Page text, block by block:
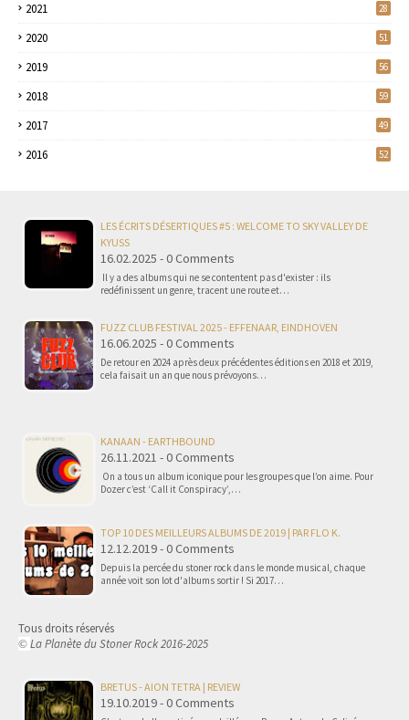
2021 28
2020 51
2019 56
2018 59
2017 49
2016 52
LES ÉCRITS DÉSERTIQUES #5 : WELCOME TO SKY VALLEY DE
KYUSS
16.02.2025 - 0 Comments
Il y a des albums qui ne se contentent pas d'exister : ils
redéfinissent un genre, tracent une route et…
FUZZ CLUB FESTIVAL 2025 - EFFENAAR, EINDHOVEN
16.06.2025 - 0 Comments
De retour en 2024 après deux précédentes éditions en 2018 et 2019,
cela faisait un an que nous prévoyons…
KANAAN - EARTHBOUND
26.11.2021 - 0 Comments
On a tous un album iconique pour les groupes que l’on aime. Pour
Dozer c’est ‘Call it Conspiracy’,…
TOP 10 DES MEILLEURS ALBUMS DE 2019 | PAR FLO K.
12.12.2019 - 0 Comments
Depuis la percée du stoner rock dans le monde musical, chaque
année voit son lot d'albums sortir ! Si 2017…
Tous droits réservés
© La Planète du Stoner Rock 2016-2025
BRETUS - AION TETRA | REVIEW
19.10.2019 - 0 Comments